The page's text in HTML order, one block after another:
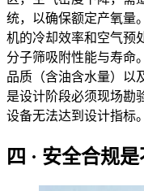
统，以确保额定产氧量
机的冷却效率和空气预
分子筛吸附性能与寿命
品质（含油含水量）以
是设计阶段必须现场勘
设备无法达到设计指标。
四 · 安全合规